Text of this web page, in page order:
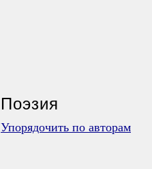
Поэзия
Упорядочить по авторам